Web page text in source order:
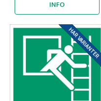
INFO
HAR VARIANTER